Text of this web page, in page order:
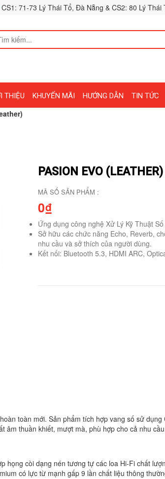
CS1: 71-73 Lý Thái Tổ, Đà Nẵng & CS2: 80 Lý Thái
THIỆU KHUYẾN MÃI HƯỚNG DẪN TIN TỨC
PASION EVO (LEATHER)
MÃ SỐ SẢN PHẨM :
0₫
Ứng dụng công nghệ Xử Lý Kỹ Thuật
Sở hữu các chức năng Echo, Reverb,
nhu cầu và sở thích của người dùng.
Kết nối: Bluetooth 5.3, HDMI ARC,
toàn mới. Sản phẩm tích hợp vang số sử
âm thuần khiết, mượt mà, phù hợp cho cả nhu
họng còi dạng nén tương tự các loa Hi-Fi chất
có lực từ mạnh gấp 9 lần chất liệu thông